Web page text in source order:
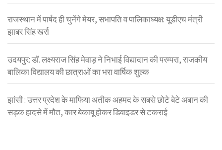
राजस्थान में पार्षद ही चुनेंगे मेयर, सभापति व पालिकाध्यक्ष: यूडीएच मंत्री
झाबर सिंह खर्रा
उदयपुर: डॉ. लक्ष्यराज सिंह मेवाड़ ने निभाई विद्यादान की परम्परा, राजकीय
बालिका विद्यालय की छात्राओं का भरा वार्षिक शुल्क
झांसी : उत्तर प्रदेश के माफिया अतीक अहमद के सबसे छोटे बेटे अबान की
सड़क हादसे में मौत, कार बेकाबू होकर डिवाइडर से टकराई